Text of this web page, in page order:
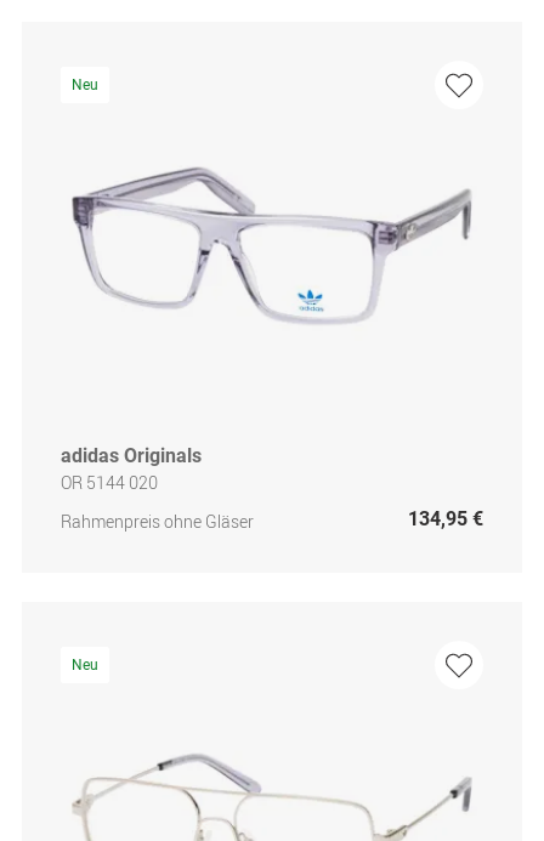
Neu
adidas Originals
OR 5144 020
Rahmenpreis ohne Gläser
134,95 €
Neu